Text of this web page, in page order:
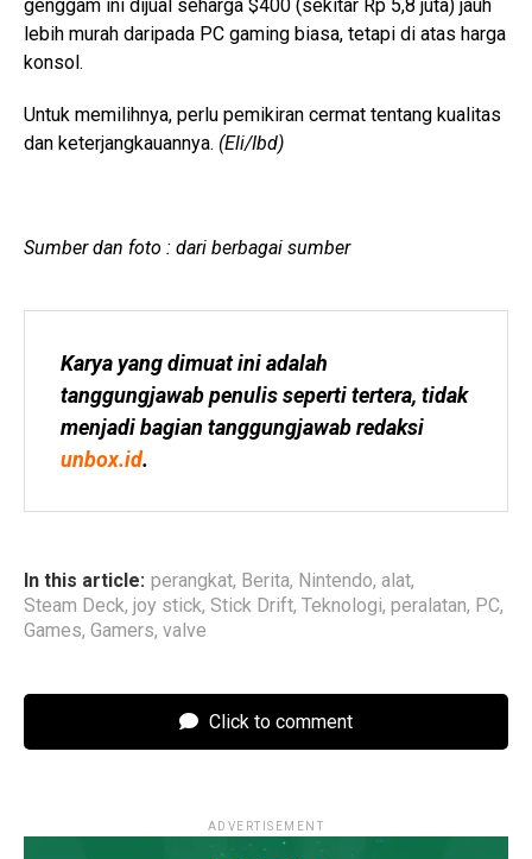
genggam ini dijual seharga $400 (sekitar Rp 5,8 juta) jauh
lebih murah daripada PC gaming biasa, tetapi di atas harga
konsol.
Untuk memilihnya, perlu pemikiran cermat tentang kualitas
dan keterjangkauannya. (Eli/Ibd)
Sumber dan foto : dari berbagai sumber
Karya yang dimuat ini adalah
tanggungjawab penulis seperti tertera, tidak
unbox.id.
In this article: perangkat, Berita, Nintendo, alat,
Steam Deck, joy stick, Stick Drift, Teknologi, peralatan, PC,
Games, Gamers, valve
Click to comment
ADVERTISEMENT